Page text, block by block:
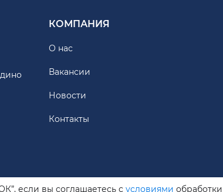
КОМПАНИЯ
О нас
Вакансии
Новости
Контакты
если вы соглашаетесь с условиями